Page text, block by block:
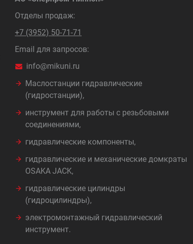
Отделы продаж:
+7 (3952) 50-71-71
Email для запросов:
info@mikuni.ru
Маслостанции гидравлические
(гидростанции),
инструмент для работы с резьбовыми
соединениями,
гидравлические компоненты,
гидравлические и механические домкраты
OSAKA JACK,
гидравлические цилиндры
(гидроцилиндры),
электромонтажный гидравлический
инструмент.